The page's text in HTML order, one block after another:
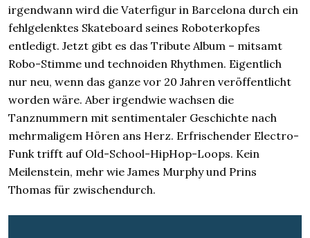
irgendwann wird die Vaterfigur in Barcelona durch ein
fehlgelenktes Skateboard seines Roboterkopfes
entledigt. Jetzt gibt es das Tribute Album – mitsamt
Robo-Stimme und technoiden Rhythmen. Eigentlich
nur neu, wenn das ganze vor 20 Jahren veröffentlicht
worden wäre. Aber irgendwie wachsen die
Tanznummern mit sentimentaler Geschichte nach
mehrmaligem Hören ans Herz. Erfrischender Electro-
Funk trifft auf Old-School-HipHop-Loops. Kein
Meilenstein, mehr wie James Murphy und Prins
Thomas für zwischendurch.